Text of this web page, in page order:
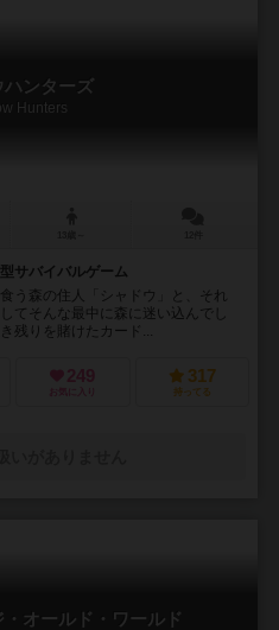
ハンターズ
Hunters
サバイバルゲーム
う森の住人「シャドウ」と、それ
てそんな最中に森に迷い込んでし
残りを賭けたカード...
249
お気に入り
317
持ってる
オールド・ワールド